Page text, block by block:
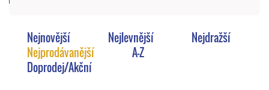
Nejnovější Nejlevnější
Nejdražší
Nejprodávanější
A-Z
Doprodej/Akční